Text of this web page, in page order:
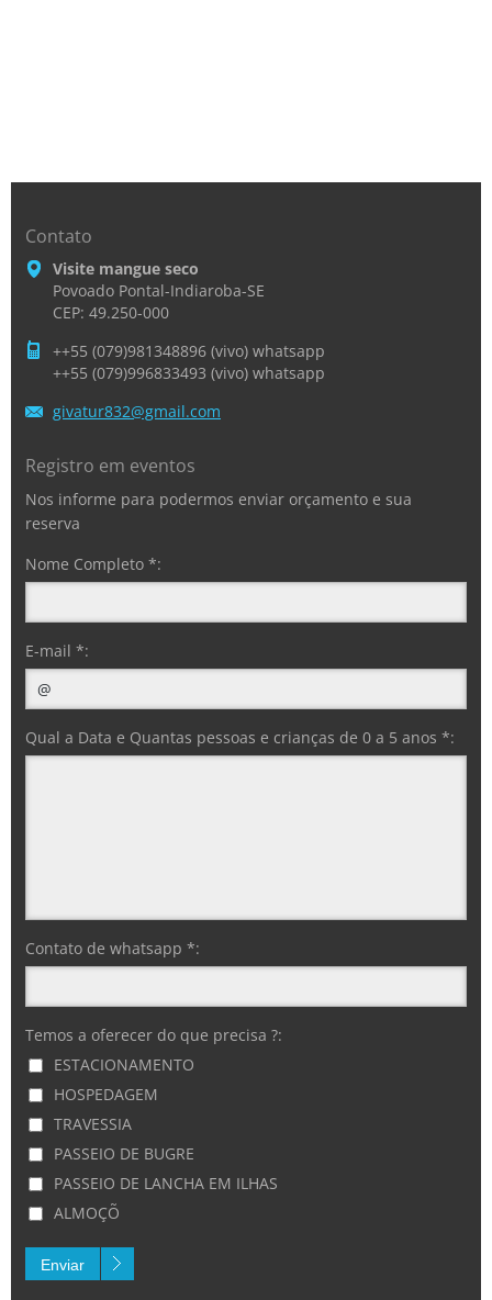
Contato
Visite mangue seco
Povoado Pontal-Indiaroba-SE
CEP: 49.250-000
++55 (079)981348896 (vivo) whatsapp
++55 (079)996833493 (vivo) whatsapp
givatur832@gmail.com
Registro em eventos
Nos informe para podermos enviar orçamento e sua
reserva
Nome Completo *:
E-mail *:
Qual a Data e Quantas pessoas e crianças de 0 a 5 anos *:
Contato de whatsapp *:
Temos a oferecer do que precisa ?:
ESTACIONAMENTO
HOSPEDAGEM
TRAVESSIA
PASSEIO DE BUGRE
PASSEIO DE LANCHA EM ILHAS
ALMOÇÕ
Enviar